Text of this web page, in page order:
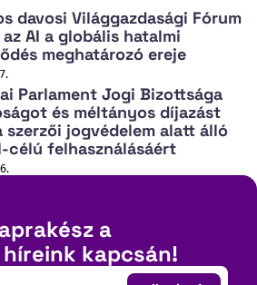
davosi Világgazdasági Fórum
AI a globális hatalmi
meghatározó ereje
Parlament Jogi Bizottsága
és méltányos díjazást
szerzői jogvédelem alatt álló
célú felhasználásáért
a
kapcsán!